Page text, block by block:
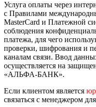
Услуга оплаты через
с Правилами
MasterCard и Платежной
соблюдения
платежа, для чего
проверки, шифрования и
каналам связи. Ввод
осуществляется на
«АЛЬФА-БАНК».
Если клиентом является
связаться с менеджером для